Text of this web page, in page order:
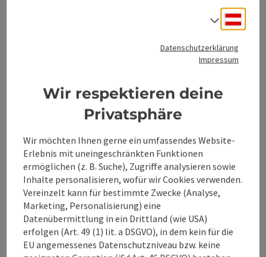
barrierefreier Form zur Verfügung zu stellen. Für
diese Inhalte Dritter kann jedoch bezüglich der
Barrierefreiheitsbestimmungen keine Aussage
Eine Fassung in Gebärdensprache ist nicht
zwingend erforderlich.
c) Sonstige Hinweise
Spamschutz / Recaptcha: Wir benötigen zur
Absicherung vor Spam und Massen-E-Mails für
unsere Kontaktformulare eine sogenannte "Re-
Captcha" Funktion. Diese ist nicht barrierefrei.
Sollten Sie ein Formular durch die Funktion
nicht nutzen können, senden Sie uns bitte eine
E-Mail aninfo@360alpenland.com oder rufen Sie
unsere Urlaubsinformation unter+43 7562 5266
an.
Datenschutzerklärung
Impressum
Wir respektieren deine
Privatsphäre
Wir möchten Ihnen gerne ein umfassendes Website-
Erlebnis mit uneingeschränkten Funktionen
ermöglichen (z. B. Suche), Zugriffe analysieren sowie
Inhalte personalisieren, wofür wir Cookies verwenden.
Vereinzelt kann für bestimmte Zwecke (Analyse,
Marketing, Personalisierung) eine
Datenübermittlung in ein Drittland (wie USA)
erfolgen (Art. 49 (1) lit. a DSGVO), in dem kein für die
EU angemessenes Datenschutzniveau bzw. keine